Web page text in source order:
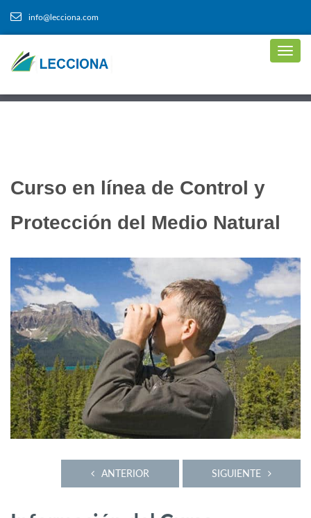
info@lecciona.com
Curso en línea de Control y
Protección del Medio Natural
SIGUIENTE
ANTERIOR